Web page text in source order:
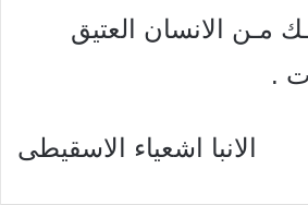
مـن
الانسان العتيق
.
الانبا اشعياء الاسقيطى